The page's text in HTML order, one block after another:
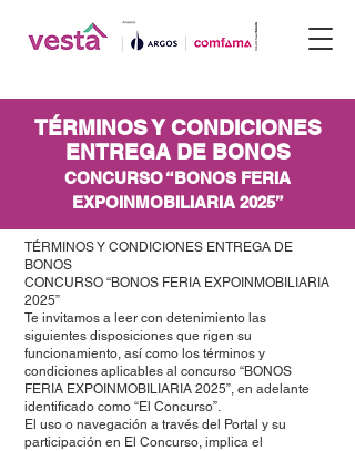
TÉRMINOS Y CONDICIONES
ENTREGA DE BONOS
CONCURSO “BONOS FERIA
EXPOINMOBILIARIA 2025”
TÉRMINOS Y CONDICIONES ENTREGA DE
BONOS
CONCURSO “BONOS FERIA EXPOINMOBILIARIA
2025”
Te invitamos a leer con detenimiento las
siguientes disposiciones que rigen su
funcionamiento, así como los términos y
condiciones aplicables al concurso “BONOS
FERIA EXPOINMOBILIARIA 2025”, en adelante
identificado como “El Concurso”.
El uso o navegación a través del Portal y su
participación en El Concurso, implica el